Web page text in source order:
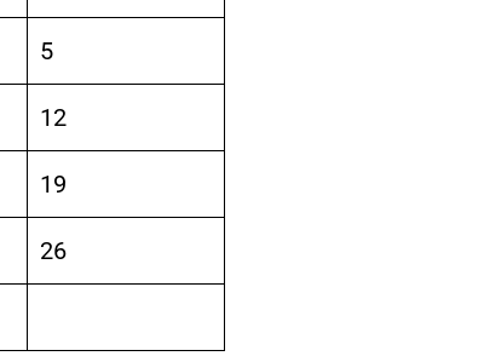
5
12
19
26